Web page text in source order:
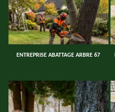
ENTREPRISE ABATTAGE ARBRE 67